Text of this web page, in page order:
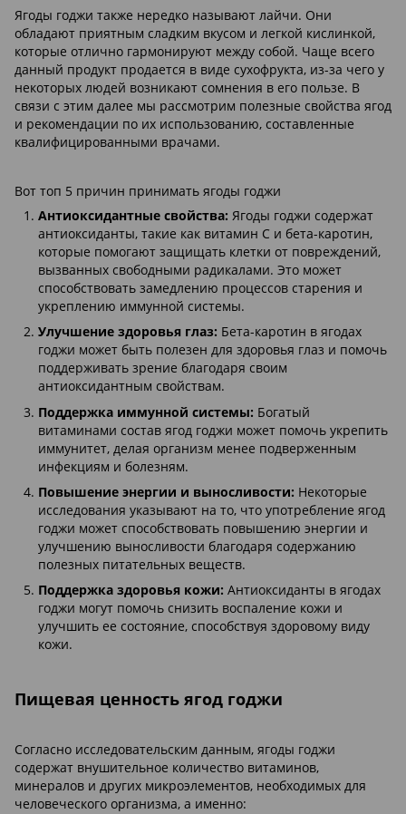
Ягоды годжи также нередко называют лайчи. Они
обладают приятным сладким вкусом и легкой кислинкой,
которые отлично гармонируют между собой. Чаще всего
данный продукт продается в виде сухофрукта, из-за чего у
некоторых людей возникают сомнения в его пользе. В
связи с этим далее мы рассмотрим полезные свойства ягод
и рекомендации по их использованию, составленные
квалифицированными врачами.
Вот топ 5 причин принимать ягоды годжи
Антиоксидантные свойства: Ягоды годжи содержат
антиоксиданты, такие как витамин С и бета-каротин,
которые помогают защищать клетки от повреждений,
вызванных свободными радикалами. Это может
способствовать замедлению процессов старения и
укреплению иммунной системы.
Улучшение здоровья глаз: Бета-каротин в ягодах
годжи может быть полезен для здоровья глаз и помочь
поддерживать зрение благодаря своим
антиоксидантным свойствам.
Поддержка иммунной системы: Богатый
витаминами состав ягод годжи может помочь укрепить
иммунитет, делая организм менее подверженным
инфекциям и болезням.
Повышение энергии и выносливости: Некоторые
исследования указывают на то, что употребление ягод
годжи может способствовать повышению энергии и
улучшению выносливости благодаря содержанию
полезных питательных веществ.
Поддержка здоровья кожи: Антиоксиданты в ягодах
годжи могут помочь снизить воспаление кожи и
улучшить ее состояние, способствуя здоровому виду
кожи.
Пищевая ценность ягод годжи
Согласно исследовательским данным, ягоды годжи
содержат внушительное количество витаминов,
минералов и других микроэлементов, необходимых для
человеческого организма, а именно: